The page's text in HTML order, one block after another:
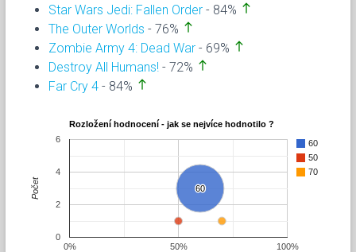
Star Wars Jedi: Fallen Order - 84% north
The Outer Worlds - 76% north
Zombie Army 4: Dead War - 69% north
Destroy All Humans! - 72% north
Far Cry 4 - 84% north
Rozložení hodnocení - jak se nejvíce hodnotilo ?
60
50
70
60
60
0% 50% 100%
0
2
4
6
Počet